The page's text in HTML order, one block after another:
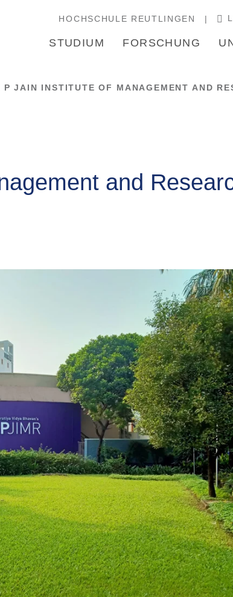
HOCHSCHULE REUTLINGEN
STUDIUM FORSCHUNG
P JAIN INSTITUTE OF MANAGEMENT AND
and